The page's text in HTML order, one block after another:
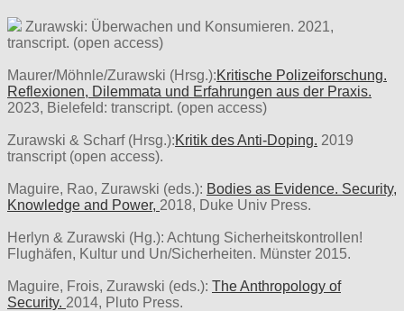
Zurawski: Überwachen und Konsumieren. 2021,
transcript. (open access)
Maurer/Möhnle/Zurawski (Hrsg.):Kritische Polizeiforschung.
Reflexionen, Dilemmata und Erfahrungen aus der Praxis.
2023, Bielefeld: transcript. (open access)
Zurawski & Scharf (Hrsg.):Kritik des Anti-Doping. 2019
transcript (open access).
Maguire, Rao, Zurawski (eds.): Bodies as Evidence. Security,
Knowledge and Power, 2018, Duke Univ Press.
Herlyn & Zurawski (Hg.): Achtung Sicherheitskontrollen!
Flughäfen, Kultur und Un/Sicherheiten. Münster 2015.
Maguire, Frois, Zurawski (eds.): The Anthropology of
Security. 2014, Pluto Press.